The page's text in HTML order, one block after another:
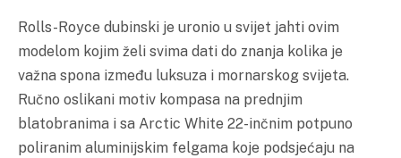
Rolls-Royce dubinski je uronio u svijet jahti ovim
modelom kojim želi svima dati do znanja kolika je
važna spona između luksuza i mornarskog svijeta.
Ručno oslikani motiv kompasa na prednjim
blatobranima i sa Arctic White 22-inčnim potpuno
poliranim aluminijskim felgama koje podsjećaju na